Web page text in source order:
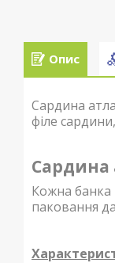
Опис
Сардина
філе
Сардина
Кожна банка
паковання